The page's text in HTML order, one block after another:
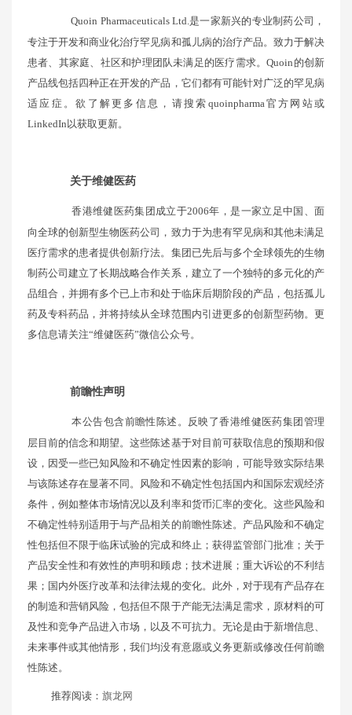
Quoin Pharmaceuticals Ltd.是一家新兴的专业制药公司，
专注于开发和商业化治疗罕见病和孤儿病的治疗产品。致力于解决
患者、其家庭、社区和护理团队未满足的医疗需求。Quoin的创新
产品线包括四种正在开发的产品，它们都有可能针对广泛的罕见病
适应症。欲了解更多信息，请搜索quoinpharma官方网站或
LinkedIn以获取更新。
关于维健医药
香港维健医药集团成立于2006年，是一家立足中国、面
向全球的创新型生物医药公司，致力于为患有罕见病和其他未满足
医疗需求的患者提供创新疗法。集团已先后与多个全球领先的生物
制药公司建立了长期战略合作关系，建立了一个独特的多元化的产
品组合，并拥有多个已上市和处于临床后期阶段的产品，包括孤儿
药及专科药品，并将持续从全球范围内引进更多的创新型药物。更
多信息请关注“维健医药”微信公众号。
前瞻性声明
本公告包含前瞻性陈述。反映了香港维健医药集团管理
层目前的信念和期望。这些陈述基于对目前可获取信息的预期和假
设，因受一些已知风险和不确定性因素的影响，可能导致实际结果
与该陈述存在显著不同。风险和不确定性包括国内和国际宏观经济
条件，例如整体市场情况以及利率和货币汇率的变化。这些风险和
不确定性特别适用于与产品相关的前瞻性陈述。产品风险和不确定
性包括但不限于临床试验的完成和终止；获得监管部门批准；关于
产品安全性和有效性的声明和顾虑；技术进展；重大诉讼的不利结
果；国内外医疗改革和法律法规的变化。此外，对于现有产品存在
的制造和营销风险，包括但不限于产能无法满足需求，原材料的可
及性和竞争产品进入市场，以及不可抗力。无论是由于新增信息、
未来事件或其他情形，我们均没有意愿或义务更新或修改任何前瞻
性陈述。
推荐阅读： 旗龙网